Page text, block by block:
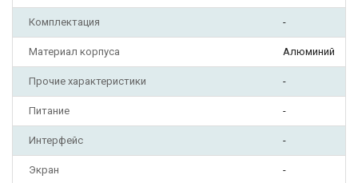
Комплектация -
Материал корпуса Алюминий
Прочие характеристики -
Питание -
Интерфейс -
Экран -